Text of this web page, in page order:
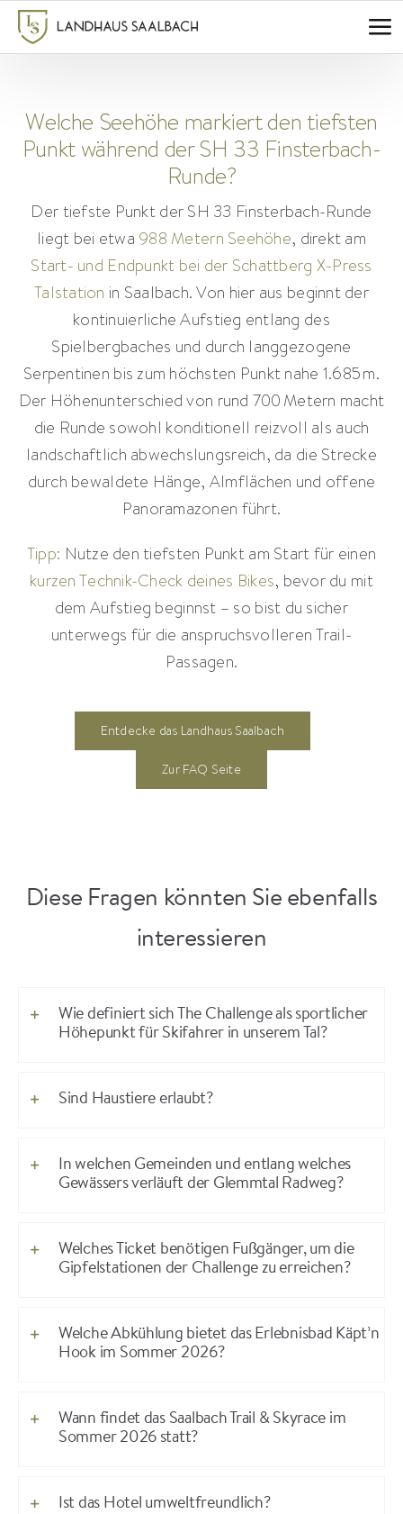
Zum
Inhalt
Welche Seehöhe markiert den tiefsten
Punkt während der SH 33 Finsterbach-
Runde?
Der tiefste Punkt der SH 33 Finsterbach-Runde
liegt bei etwa 988 Metern Seehöhe, direkt am
Start- und Endpunkt bei der Schattberg X-Press
Talstation in Saalbach. Von hier aus beginnt der
kontinuierliche Aufstieg entlang des
Spielbergbaches und durch langgezogene
Serpentinen bis zum höchsten Punkt nahe 1.685 m.
Der Höhenunterschied von rund 700 Metern macht
die Runde sowohl konditionell reizvoll als auch
landschaftlich abwechslungsreich, da die Strecke
durch bewaldete Hänge, Almflächen und offene
Panoramazonen führt.
Tipp: Nutze den tiefsten Punkt am Start für einen
kurzen Technik-Check deines Bikes, bevor du mit
dem Aufstieg beginnst – so bist du sicher
unterwegs für die anspruchsvolleren Trail-
Passagen.
Entdecke das Landhaus Saalbach
Zur FAQ Seite
Diese Fragen könnten Sie ebenfalls
interessieren
Wie definiert sich The Challenge als sportlicher
Höhepunkt für Skifahrer in unserem Tal?
Sind Haustiere erlaubt?
In welchen Gemeinden und entlang welches
Gewässers verläuft der Glemmtal Radweg?
Welches Ticket benötigen Fußgänger, um die
Gipfelstationen der Challenge zu erreichen?
Welche Abkühlung bietet das Erlebnisbad Käpt’n
Hook im Sommer 2026?
Wann findet das Saalbach Trail & Skyrace im
Sommer 2026 statt?
Ist das Hotel umweltfreundlich?